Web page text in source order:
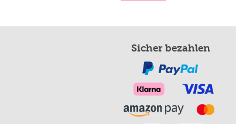
Sicher bezahlen